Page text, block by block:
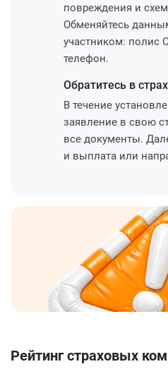
повреждения и
Обменяйтесь
участником: полис
телефон.
Обратитесь в
В течение
заявление в свою
все документы.
и выплата или
Рейтинг страховых